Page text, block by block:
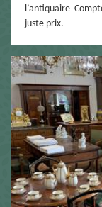
l’antiquaire
juste prix.